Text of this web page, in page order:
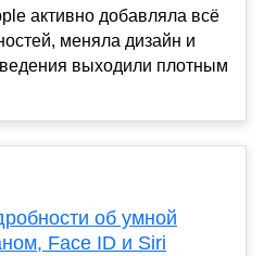
активно добавляла всё
меняла дизайн и
выходили плотным
об умной
Face ID и Siri